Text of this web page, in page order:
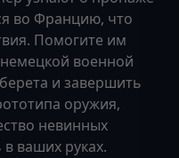
во Францию, что
Помогите им
военной
и завершить
оружия,
невинных
ваших руках.